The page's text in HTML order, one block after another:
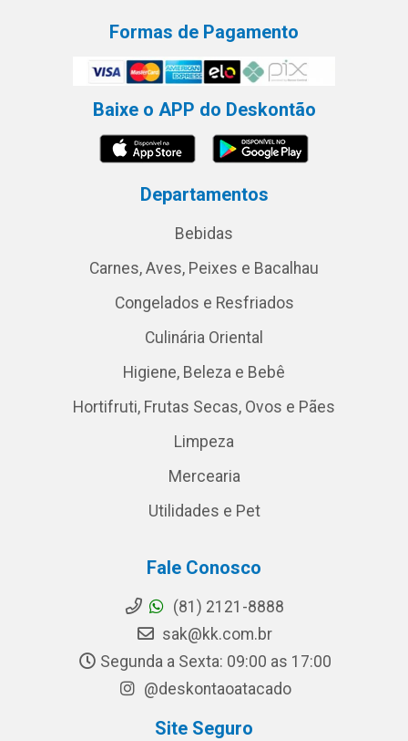
Formas de Pagamento
Baixe o APP do Deskontão
Departamentos
Bebidas
Carnes, Aves, Peixes e Bacalhau
Congelados e Resfriados
Culinária Oriental
Higiene, Beleza e Bebê
Hortifruti, Frutas Secas, Ovos e Pães
Limpeza
Mercearia
Utilidades e Pet
Fale Conosco
(81) 2121-8888
sak@kk.com.br
Segunda a Sexta: 09:00 as 17:00
@deskontaoatacado
Site Seguro